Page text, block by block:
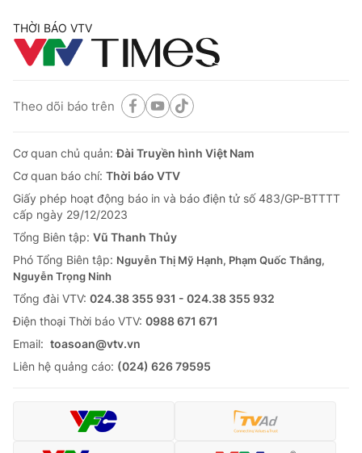
THỜI BÁO VTV
Theo dõi báo trên
Cơ quan chủ quản:Đài Truyền hình Việt Nam
Cơ quan báo chí: Thời báo VTV
Giấy phép hoạt động báo in và báo điện tử số 483/GP-BTTTT
cấp ngày 29/12/2023
Tổng Biên tập: Vũ Thanh Thủy
Phó Tổng Biên tập: Nguyễn Thị Mỹ Hạnh, Phạm Quốc Thắng,
Nguyễn Trọng Ninh
Tổng đài VTV: 024.38 355 931 - 024.38 355 932
Ðiện thoại Thời báo VTV: 0988 671 671
Email: toasoan@vtv.vn
Liên hệ quảng cáo: (024) 626 79595